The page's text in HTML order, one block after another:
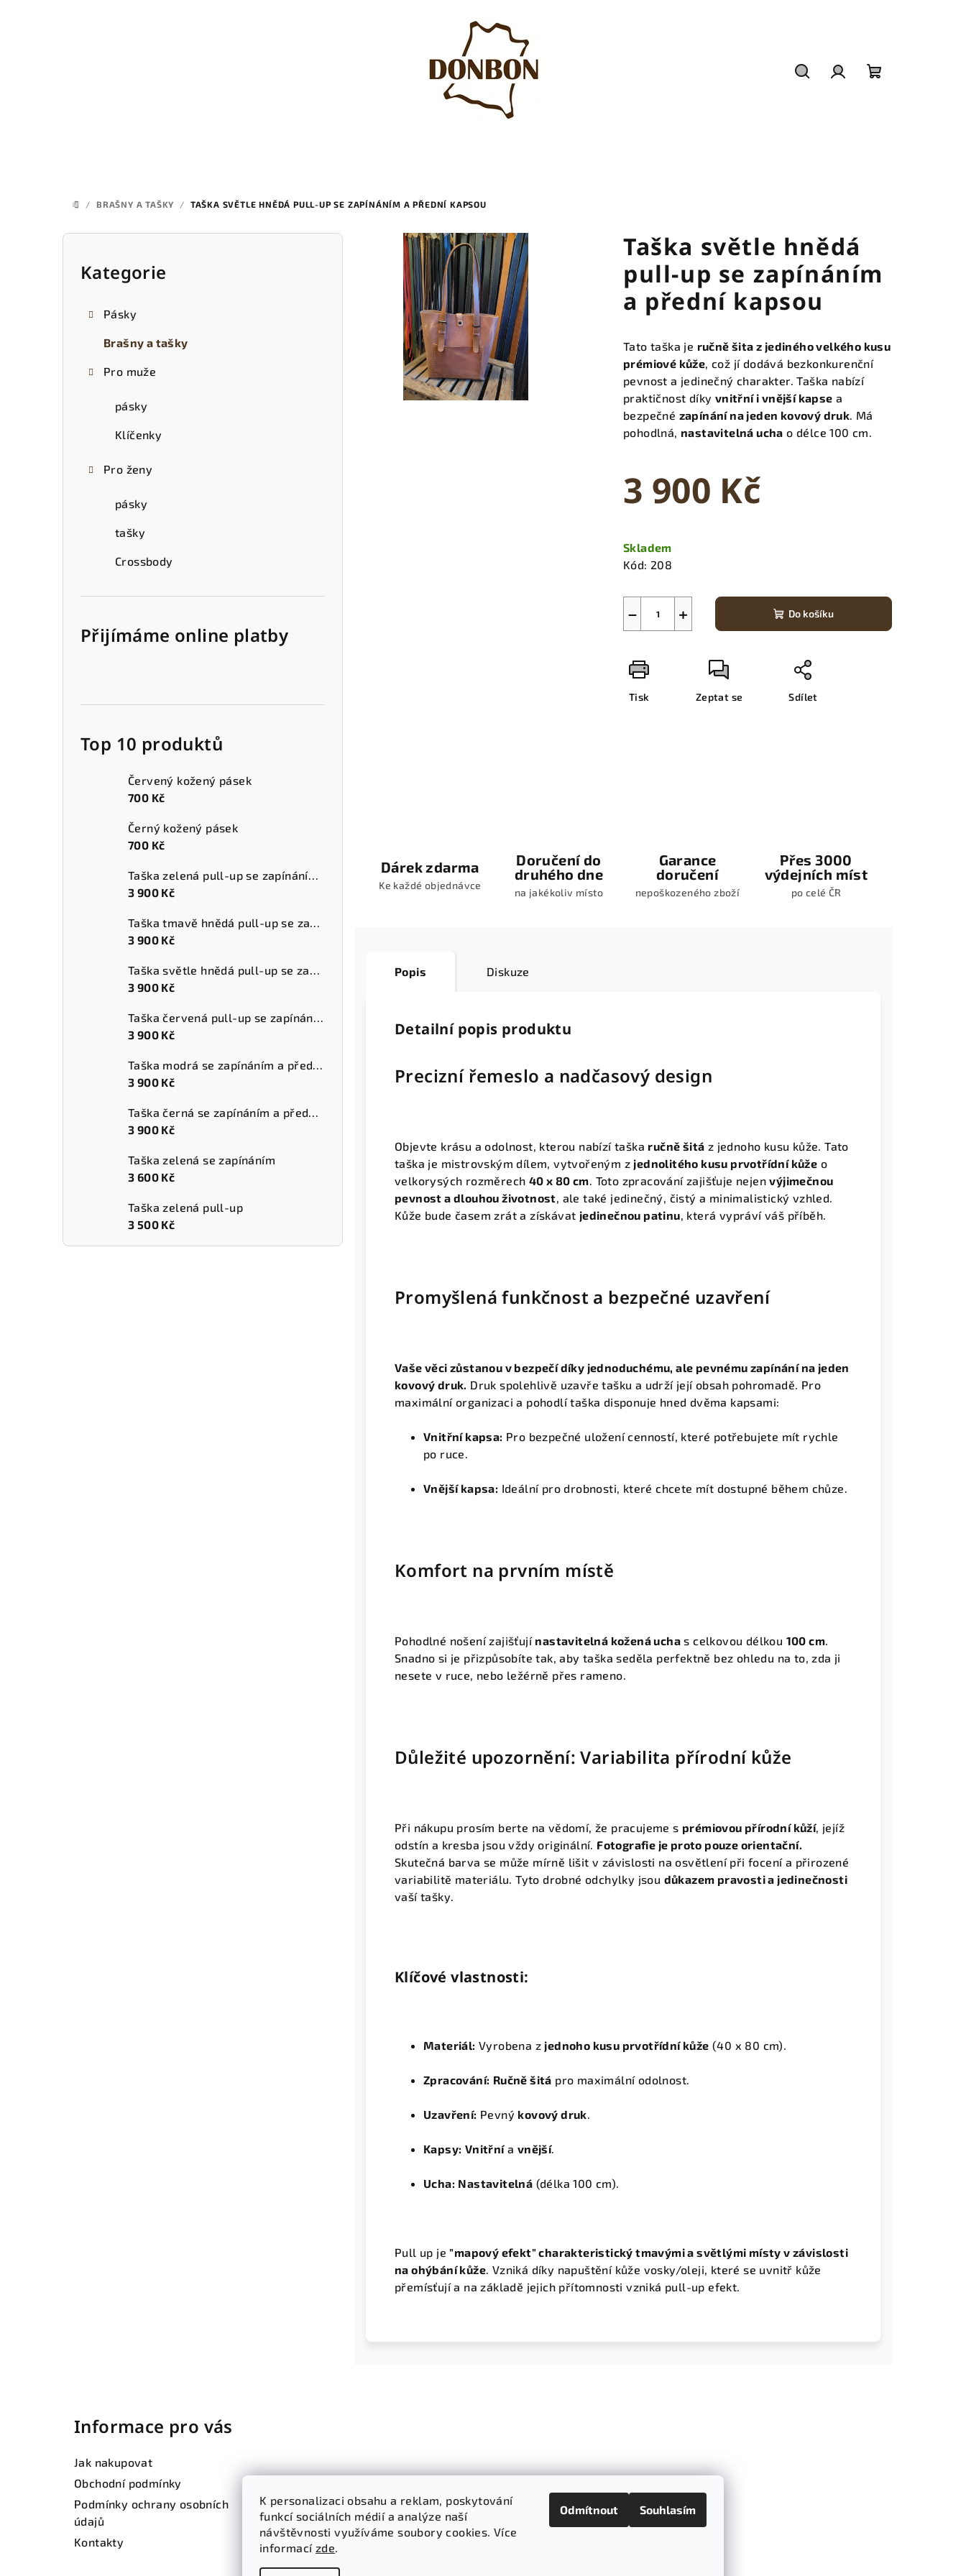
K personalizaci obsahu a reklam, poskytování
funkcí sociálních médií a analýze naší
návštěvnosti využíváme soubory cookies. Více
informacízde.
Odmítnout Souhlasím
DOMŮ
/ BRAŠNY A TAŠKY / TAŠKA SVĚTLE HNĚDÁ PULL-UP SE ZAPÍNÁNÍM A PŘEDNÍ KAPSOU
P
Přeskočit
kategorie
Kategorie
Pásky
Brašny a tašky
Pro muže
pásky
Klíčenky
Pro ženy
pásky
tašky
Crossbody
Přijímáme online platby
Top 10 produktů
Červený kožený pásek
700 Kč
Černý kožený pásek
700 Kč
Taška zelená pull-up se zapínáním a přední kapsou
3 900 Kč
Taška tmavě hnědá pull-up se zapínáním a přední kapsou
3 900 Kč
Taška světle hnědá pull-up se zapínáním a přední kapsou
3 900 Kč
Taška červená pull-up se zapínáním a přední kapsou
3 900 Kč
Taška modrá se zapínáním a přední kapsou
3 900 Kč
Taška černá se zapínáním a přední kapsou
3 900 Kč
Taška zelená se zapínáním
3 600 Kč
Taška zelená pull-up
3 500 Kč
Taška světle hnědá
pull-up se zapínáním
a přední kapsou
Tato taška je ručně šita z jediného velkého kusu
prémiové kůže, což jí dodává bezkonkurenční
pevnost a jedinečný charakter. Taška nabízí
praktičnost díky vnitřní i vnější kapse a
bezpečné zapínání na jeden kovový druk. Má
pohodlná, nastavitelná ucha o délce 100 cm.
3 900 Kč
cena:
Skladem
Kód: 208
+
− Do košíku
Tisk Zeptat se Sdílet
Dárek zdarma
Ke každé objednávce
Doručení do
druhého dne
na jakékoliv místo
Garance
doručení
nepoškozeného zboží
Přes 3000
výdejních míst
po celé ČR
Popis Diskuze
Detailní popis produktu
Precizní řemeslo a nadčasový design
Objevte krásu a odolnost, kterou nabízí taška ručně šitá z jednoho kusu kůže. Tato
taška je mistrovským dílem, vytvořeným z jednolitého kusu prvotřídní kůže o
velkorysých rozměrech 40 x 80 cm. Toto zpracování zajišťuje nejenvýjimečnou
pevnost a dlouhou životnost, ale také jedinečný, čistý a minimalistický vzhled.
Kůže bude časem zrát a získávat jedinečnou patinu, která vypráví váš příběh.
Promyšlená funkčnost a bezpečné uzavření
Vaše věci zůstanou v bezpečí díky jednoduchému, ale pevnému zapínání na jeden
kovový druk. Druk spolehlivě uzavře tašku a udrží její obsah pohromadě. Pro
maximální organizaci a pohodlí taška disponuje hned dvěma kapsami:
Vnitřní kapsa: Pro bezpečné uložení cenností, které potřebujete mít rychle
po ruce.
Vnější kapsa: Ideální pro drobnosti, které chcete mít dostupné během chůze.
Komfort na prvním místě
Pohodlné nošení zajišťují nastavitelná kožená ucha s celkovou délkou 100 cm.
Snadno si je přizpůsobíte tak, aby taška seděla perfektně bez ohledu na to, zda ji
nesete v ruce, nebo ležérně přes rameno.
Důležité upozornění: Variabilita přírodní kůže
Při nákupu prosím berte na vědomí, že pracujeme s prémiovou přírodní kůží, jejíž
odstín a kresba jsou vždy originální. Fotografie je proto pouze orientační.
Skutečná barva se může mírně lišit v závislosti na osvětlení při focení a přirozené
variabilitě materiálu. Tyto drobné odchylky jsou důkazem pravosti a jedinečnosti
vaší tašky.
Klíčové vlastnosti:
Materiál: Vyrobena z jednoho kusu prvotřídní kůže (40 x 80 cm).
Zpracování: Ručně šitá pro maximální odolnost.
Uzavření: Pevný kovový druk.
Kapsy: Vnitřnía vnější.
Ucha: Nastavitelná (délka 100 cm).
Pull up je"mapový efekt" charakteristický tmavými a světlými místy v závislosti
na ohýbání kůže. Vzniká díky napuštění kůže vosky/oleji, které se uvnitř kůže
přemísťují a na základě jejich přítomnosti vzniká pull-up efekt.
Informace pro vás
Jak nakupovat
Obchodní podmínky
Podmínky ochrany osobních
údajů
Kontakty